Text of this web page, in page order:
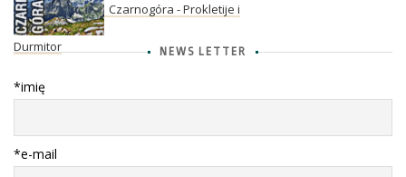
Czarnogóra - Prokletije i
Durmitor NEWS LETTER
*imię
*e-mail